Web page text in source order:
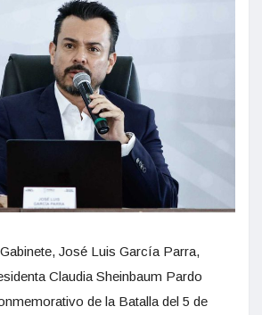
José Luis García Parra,
Claudia Sheinbaum Pardo
de la Batalla del 5 de